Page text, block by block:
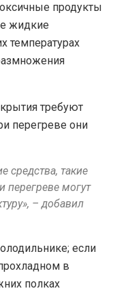
продукты
жидкие
температурах
требуют
перегреве они
такие
перегреве могут
– добавил
если
в
полках